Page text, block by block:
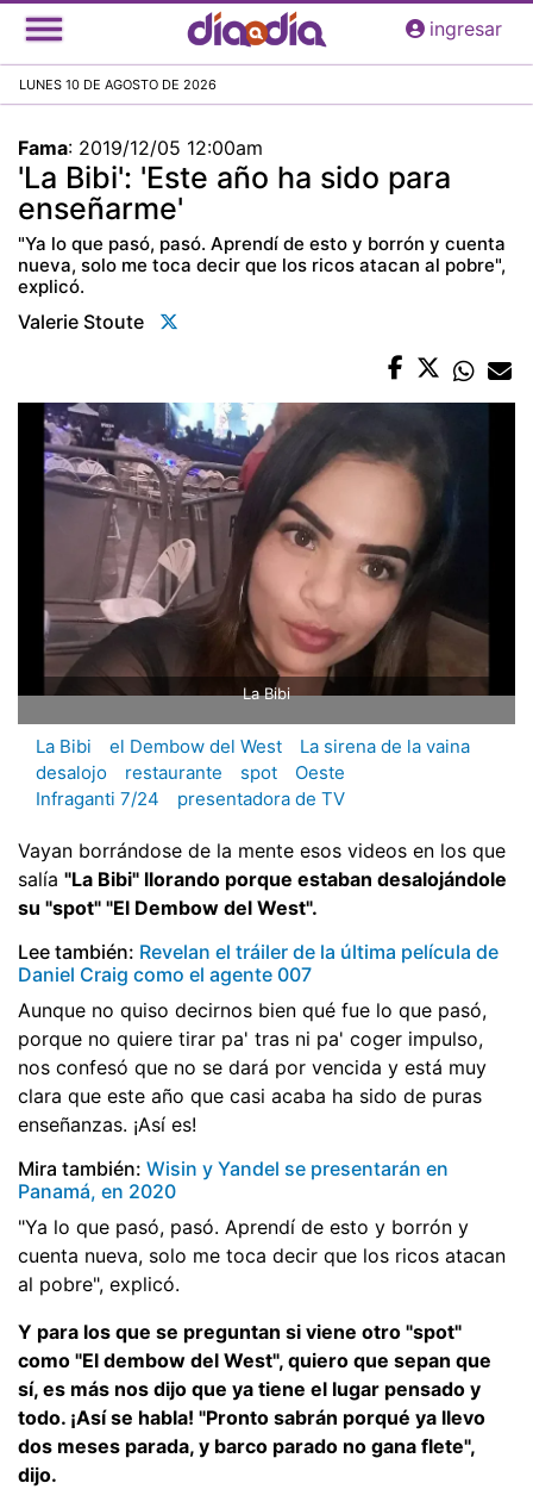
Pasar
al
principal
ingresar
LUNES 10 DE AGOSTO DE 2026
Fama: 2019/12/05 12:00am
'La Bibi': 'Este año ha sido para
enseñarme'
"Ya lo que pasó, pasó. Aprendí de esto y borrón y cuenta
nueva, solo me toca decir que los ricos atacan al pobre",
explicó.
Valerie Stoute
La Bibi
La Bibi el Dembow del West
La sirena de la vaina
desalojo
restaurante spot
Oeste
Infraganti 7/24
presentadora de TV
Vayan borrándose de la mente esos videos en los que
salía "La Bibi" llorando porque estaban desalojándole
su "spot" "El Dembow del West".
Lee también: Revelan el tráiler de la última película de
Daniel Craig como el agente 007
Aunque no quiso decirnos bien qué fue lo que pasó,
porque no quiere tirar pa' tras ni pa' coger impulso,
nos confesó que no se dará por vencida y está muy
clara que este año que casi acaba ha sido de puras
enseñanzas. ¡Así es!
Mira también: Wisin y Yandel se presentarán en
Panamá, en 2020
"Ya lo que pasó, pasó. Aprendí de esto y borrón y
cuenta nueva, solo me toca decir que los ricos atacan
al pobre", explicó.
Y para los que se preguntan si viene otro "spot"
como "El dembow del West", quiero que sepan que
sí, es más nos dijo que ya tiene el lugar pensado y
todo. ¡Así se habla! "Pronto sabrán porqué ya llevo
dos meses parada, y barco parado no gana flete",
dijo.